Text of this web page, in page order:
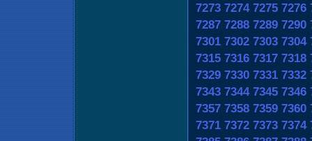
7273 7274 7275 7276
7287 7288 7289 7290
7301 7302 7303 7304
7315 7316 7317 7318
7329 7330 7331 7332
7343 7344 7345 7346
7357 7358 7359 7360
7371 7372 7373 7374